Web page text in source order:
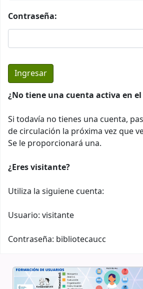
Contraseña:
¿No tiene una cuenta activa en
Si todavía no tienes una cuenta,
de circulación la próxima vez que
Se le proporcionará una.
¿Eres visitante?
Utiliza la siguiene cuenta:
Usuario: visitante
Contraseña: bibliotecaucc